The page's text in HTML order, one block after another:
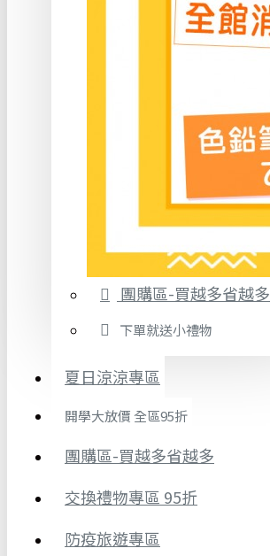
團購區-買越多省越多
下單就送小禮物
夏日涼涼專區
開學大放價 全區95折
團購區-買越多省越多
交換禮物專區 95折
防疫旅遊專區